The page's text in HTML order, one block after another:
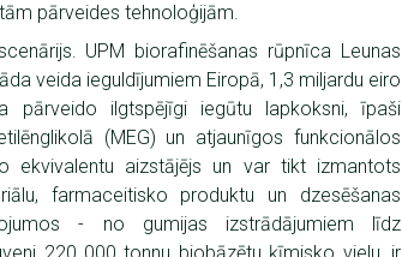
pārveides tehnoloģijām.
UPM biorafinēšanas rūpnīca Leunas
veida ieguldījumiem Eiropā, 1,3 miljardu eiro
pārveido ilgtspējīgi iegūtu lapkoksni, īpaši
(MEG) un atjaunīgos funkcionālos
ekvivalentu aizstājējs un var tikt izmantots
farmaceitisko produktu un dzesēšanas
- no gumijas izstrādājumiem līdz